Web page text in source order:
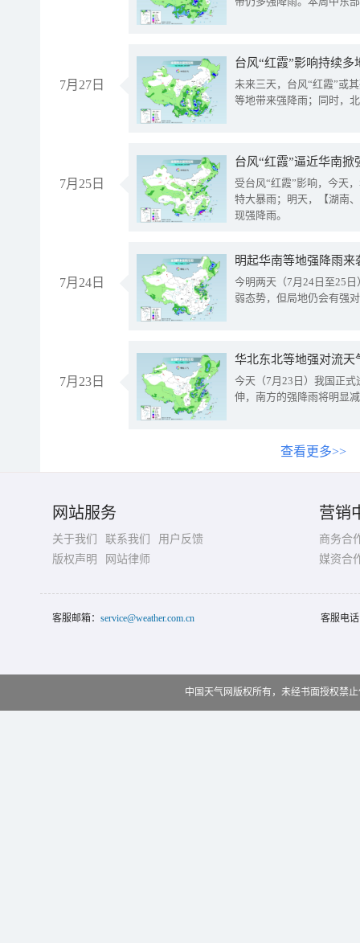
7月27日
台风“红霞”影响持续
未来三天，台风“红霞”或
等地带来强降雨；同时，
7月25日
台风“红霞”逼近华南
受台风“红霞”影响，今天
特大暴雨；明天，【湖南
现强降雨。
7月24日
明起华南等地强降雨
今明两天（7月24日至25
弱态势，但局地仍会有强
7月23日
华北东北等地强对流天
今天（7月23日）我国正
伸，南方的强降雨将明显
查看更多>>
网站服务
关于我们 联系我们
用户反馈
版权声明
网站律师
营销
商务合
媒资合
客服邮箱： service@weather.com.cn 客服电
中国天气网版权所有，未经书面授权